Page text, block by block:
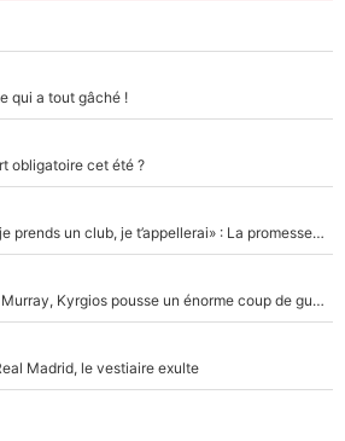
qui a tout gâché !
obligatoire cet été ?
Mercato - OM - «Dès que je prends un club, je t’appellerai» : La promesse de Marcelino au moment de claquer la porte
Victime de racisme contre Murray, Kyrgios pousse un énorme coup de gueule !
Madrid, le vestiaire exulte